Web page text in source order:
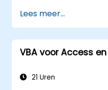
opmaak bij data-
Pivot-tables en
beheren om
geven.
Power Pivot
Lees meer...
VBA voor Access en
21 Uren